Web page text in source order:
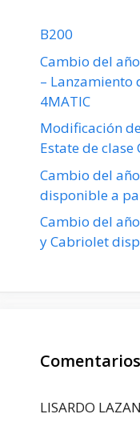
B200
Cambio del
– Lanzamiento
4MATIC
Modificación
Estate de
Cambio del
disponible a
Cambio del
y Cabriolet
LISARDO